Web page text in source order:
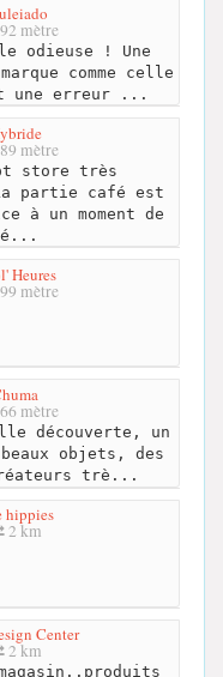
mètre
odieuse ! Une
comme celle
erreur ...
mètre
store très
partie café est
à un moment de
Heures
mètre
mètre
découverte, un
objets, des
trè...
hippies
2 km
Center
2 km